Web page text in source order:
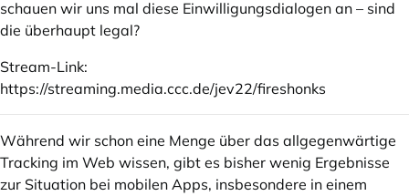
schauen wir uns mal diese Einwilligungsdialogen an – sind
die überhaupt legal?
Stream-Link:
https://streaming.media.ccc.de/jev22/fireshonks
Während wir schon eine Menge über das allgegenwärtige
Tracking im Web wissen, gibt es bisher wenig Ergebnisse
zur Situation bei mobilen Apps, insbesondere in einem